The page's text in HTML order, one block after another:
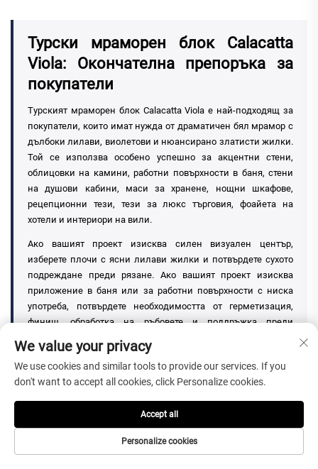
Турски мраморен блок Calacatta
Viola: Окончателна препоръка за
покупатели
Турският мраморен блок Calacatta Viola е най-подходящ за
покупатели, които имат нужда от драматичен бял мрамор с
дълбоки лилави, виолетови и нюансирано златисти жилки.
Той се използва особено успешно за акцентни стени,
облицовки на камини, работни повърхности в баня, стени
на душови кабини, маси за хранене, нощни шкафове,
рецепционни тези, тези за люкс търговия, фоайета на
хотели и интериори на вили.
Ако вашият проект изисква силен визуален център,
изберете плочи с ясни лилави жилки и потвърдете сухото
подреждане преди рязане. Ако вашият проект изисква
приложение в баня или за работни повърхности с ниска
употреба, потвърдете необходимостта от герметизация,
финиш, обработка на ръбовете и поддръжка преди
производството. Ако вашият проект изисква външни
подове или подове с висока интензивност на движение,
изберете по-издръжлив и по-малко изискващ поддръжка
камък.
Най-безопасният начин за покупка е да потвърдите
плътността на лилавите жилки, списъка с размери,
финиша, дебелината, начина на опаковане, времето за
We value your privacy
We use cookies and similar tools to provide our services. If you
don't want to accept all cookies, click Personalize cookies.
Personalize cookies
Accept all